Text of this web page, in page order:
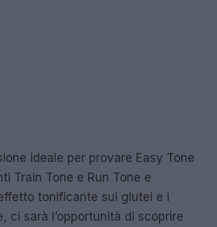
ideale per provare Easy Tone
Train Tone e Run Tone e
tonificante sui glutei e i
ci sarà l’opportunità di scoprire